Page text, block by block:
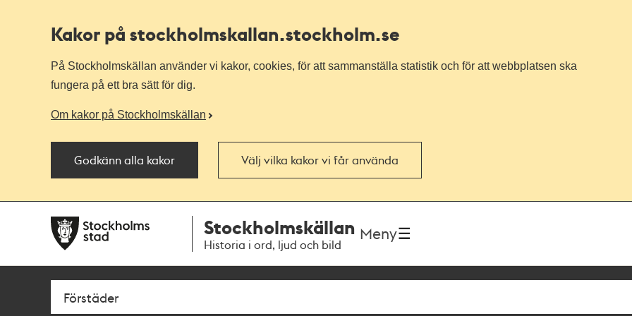
Kakor på stockholmskallan.stockholm.se
På Stockholmskällan använder vi kakor, cookies, för att sammanställa statistik och för att webbplatsen ska
fungera på ett bra sätt för dig.
Om kakor på Stockholmskällan
Godkänn alla kakor Välj vilka kakor vi får använda
navigationen
huvudinnehållet
Stockholmskällan
Historia i ord, ljud och bild
Meny
Sök